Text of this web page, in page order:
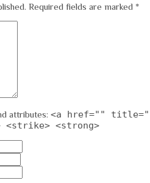
Required fields are marked *
attributes: <a href=""
<strike> <strong>